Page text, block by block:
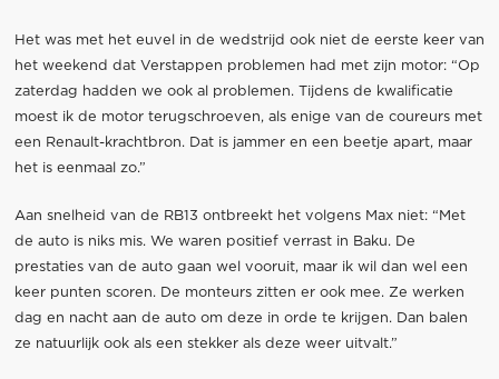
Het was met het euvel in de wedstrijd ook niet de eerste keer van
het weekend dat Verstappen problemen had met zijn motor: “Op
zaterdag hadden we ook al problemen. Tijdens de kwalificatie
moest ik de motor terugschroeven, als enige van de coureurs met
een Renault-krachtbron. Dat is jammer en een beetje apart, maar
het is eenmaal zo.”
Aan snelheid van de RB13 ontbreekt het volgens Max niet: “Met
de auto is niks mis. We waren positief verrast in Baku. De
prestaties van de auto gaan wel vooruit, maar ik wil dan wel een
keer punten scoren. De monteurs zitten er ook mee. Ze werken
dag en nacht aan de auto om deze in orde te krijgen. Dan balen
ze natuurlijk ook als een stekker als deze weer uitvalt.”